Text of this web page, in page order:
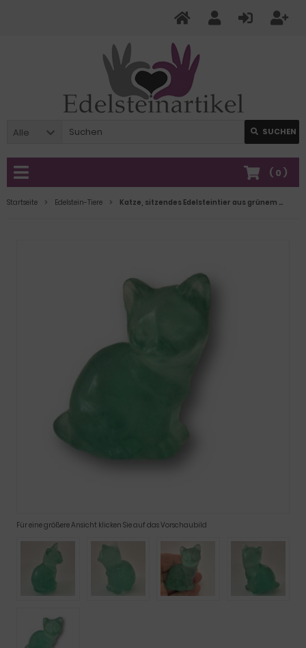
Alle SUCHEN
( 0 )
Startseite Edelstein-Tiere Katze, sitzendes Edelsteintier aus grünem Fluorit, Tierfigur Katze Geschenk, Dekoration, ca. 55 mm
Für eine größere Ansicht klicken Sie auf das Vorschaubild